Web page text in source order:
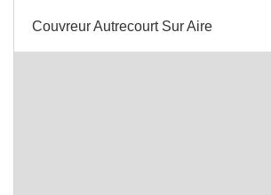
Couvreur Autrecourt Sur Aire